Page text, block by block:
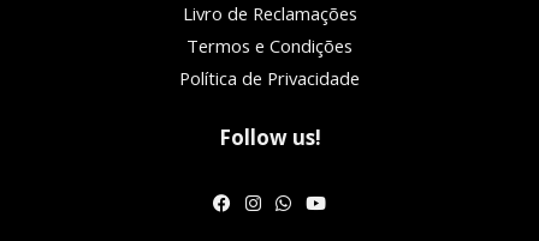
Livro de Reclamações
Termos e Condições
Política de Privacidade
Follow us!